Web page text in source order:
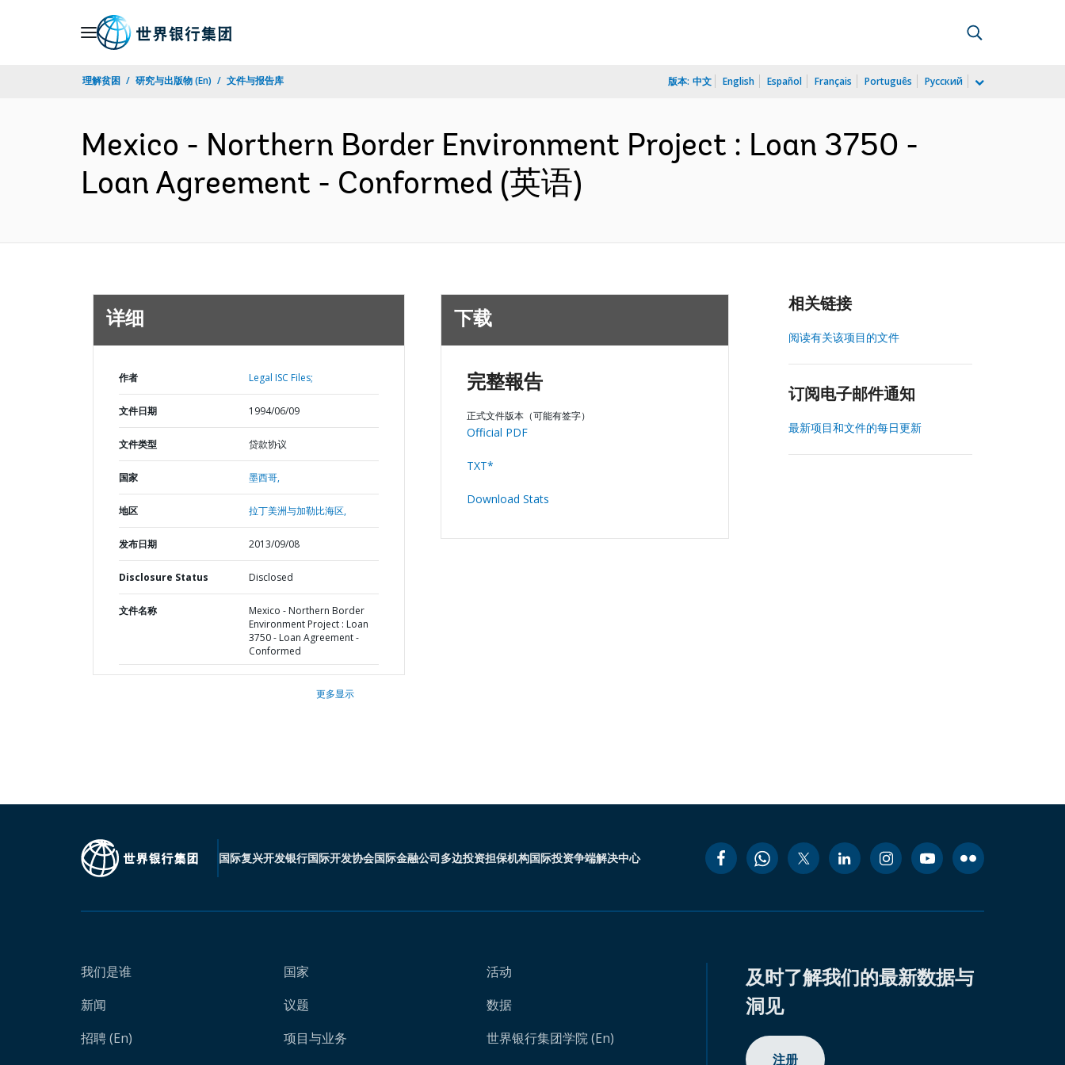
理解贫困 研究与出版物 (En) 文件与报告库 版本: 中文 English Español Français Português Русский
Mexico - Northern Border Environment Project : Loan 3750 -
Loan Agreement - Conformed (英语)
详细
作者 Legal ISC Files;
文件日期 1994/06/09
文件类型 贷款协议
国家 墨西哥,
地区 拉丁美洲与加勒比海区,
发布日期 2013/09/08
Disclosure Status Disclosed
文件名称
Mexico - Northern Border
Environment Project : Loan
3750 - Loan Agreement -
Conformed
更多显示
下载
完整報告
正式文件版本（可能有签字）
Official PDF
TXT*
Download Stats
相关链接
阅读有关该项目的文件
订阅电子邮件通知
最新项目和文件的每日更新
国际复兴开发银行国际开发协会国际金融公司多边投资担保机构国际投资争端解决中心
我们是谁
新闻
招聘 (En)
国家
议题
项目与业务
活动
数据
世界银行集团学院 (En)
及时了解我们的最新数据与
洞见
注册